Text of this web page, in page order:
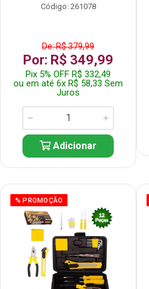
Código: 261078
De: R$ 379,99
Por: R$ 349,99
Pix 5% OFF R$ 332,49
ou em até 6x R$ 58,33 Sem
Juros
Adicionar
% PROMOÇÃO